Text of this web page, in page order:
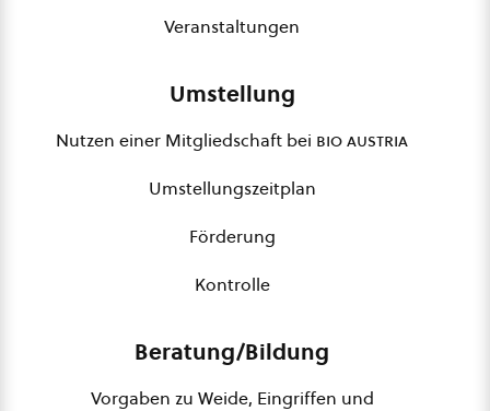
Veranstaltungen
Umstellung
Nutzen einer Mitgliedschaft bei bio austria
Umstellungszeitplan
Förderung
Kontrolle
Beratung/Bildung
Vorgaben zu Weide, Eingriffen und